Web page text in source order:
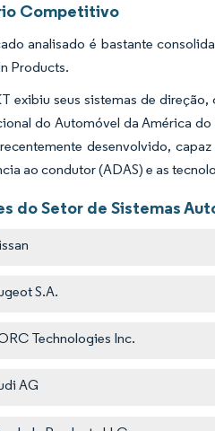
Competitivo
analisado é bastante
Products.
exibiu seus sistemas de
do Automóvel da América
desenvolvido,
ao condutor (ADAS) e as
do Setor de Sistemas
S.A.
Technologies Inc.
AG